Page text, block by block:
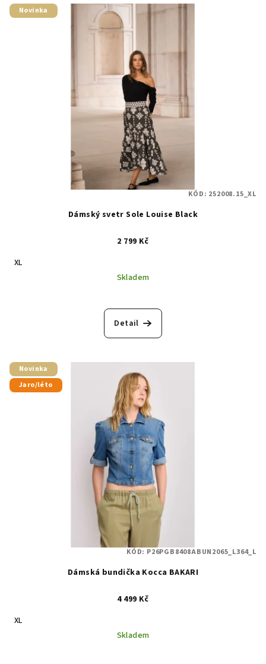
Novinka
Dámský svetr Sole Louise Black
2 799 Kč
XL
Skladem
Detail
KÓD: 252008.15_XL
Novinka
Jaro/léto
Dámská bundička Kocca BAKARI
4 499 Kč
XL
Skladem
KÓD: P26PGB8408ABUN2065_L364_L